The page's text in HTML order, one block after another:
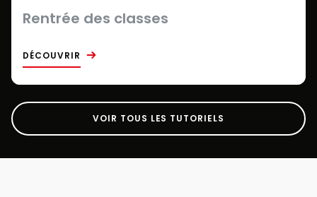
Rentrée des classes
DÉCOUVRIR
VOIR TOUS LES TUTORIELS